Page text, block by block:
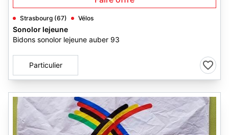
Strasbourg (67) Vélos
Sonolor lejeune
Bidons sonolor lejeune auber 93
Particulier